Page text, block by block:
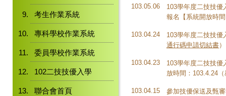
考生作業系統
專科學校作業系統
委員學校作業系統
102二技技優入學
聯合會首頁
103.05.06
103學年度二技技優
報名【系統開放時
103.04.24
103學年度二技技
通行碼申請切結書）
103.04.23
103學年度二技技
放時間：103.4.24
103.04.15
參加技優保送及甄